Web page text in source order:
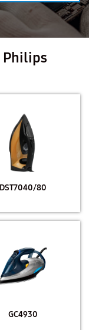
Philips
DST7040/80
GC4930